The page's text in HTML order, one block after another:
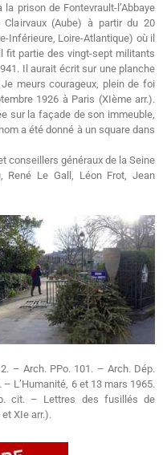
la prison de Fontevrault-l’Abbaye
Clairvaux (Aube) à partir du 20
Inférieure, Loire-Atlantique) où il
fit partie des vingt-sept militants
Il aurait écrit sur une planche
meurs courageux, plein de foi
1926 à Paris (XIème arr.).
sur la façade de son immeuble,
a été donné à un square dans
conseillers généraux de la Seine
René Le Gall, Léon Frot, Jean
2. – Arch. PPo. 101. – Arch. Dép.
L’Humanité, 6 et 13 mars 1965.
cit. – Lettres des fusillés de
XIe arr.).